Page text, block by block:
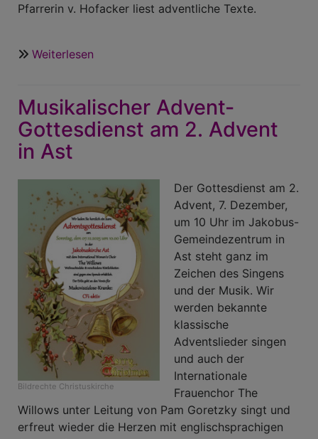
Pfarrerin v. Hofacker liest adventliche Texte.
Weiterlesen
am
14.
Dezember
Gemeindezentrum
Musikalischer Advent-
Gottesdienst am 2. Advent
in Ast
Bildrechte Christuskirche
Der Gottesdienst am 2.
Advent, 7. Dezember,
um 10 Uhr im Jakobus-
Gemeindezentrum in
Ast steht ganz im
Zeichen des Singens
und der Musik. Wir
werden bekannte
klassische
Adventslieder singen
und auch der
Internationale
Frauenchor The
Willows unter Leitung von Pam Goretzky singt und
erfreut wieder die Herzen mit englischsprachigen